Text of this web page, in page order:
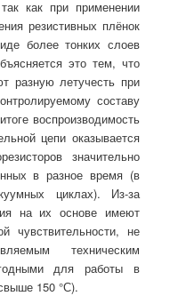
как при применении
резистивных плёнок
более тонких слоев
это тем, что
разную летучесть при
составу
воспроизводимость
цепи оказывается
значительно
в разное время (в
циклах). Из-за
на их основе имеют
чувствительности, не
техническим
для работы в
150 °С).